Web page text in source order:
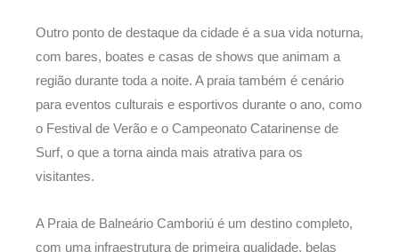
Outro ponto de destaque da cidade é a sua vida noturna,
com bares, boates e casas de shows que animam a
região durante toda a noite. A praia também é cenário
para eventos culturais e esportivos durante o ano, como
o Festival de Verão e o Campeonato Catarinense de
Surf, o que a torna ainda mais atrativa para os
visitantes.
A Praia de Balneário Camboriú é um destino completo,
com uma infraestrutura de primeira qualidade, belas